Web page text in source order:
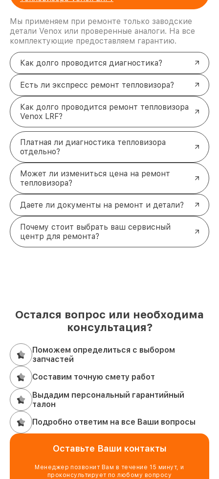
Мы применяем при ремонте только заводские
детали Venox или проверенные аналоги. На все
комплектующие предоставляем гарантию.
Как долго проводится диагностика?
Есть ли экспресс ремонт тепловизора?
Как долго проводится ремонт тепловизора
Venox LRF?
Платная ли диагностика тепловизора
отдельно?
Может ли измениться цена на ремонт
тепловизора?
Даете ли документы на ремонт и детали?
Почему стоит выбрать ваш сервисный
центр для ремонта?
Остался вопрос или необходима
консультация?
Поможем определиться с выбором
запчастей
Составим точную смету работ
Выдадим персональный гарантийный
талон
Подробно ответим на все Ваши вопросы
Оставьте Ваши контакты
Менеджер позвонит Вам в течение 15 минут, и
проконсультирует по любому вопросу